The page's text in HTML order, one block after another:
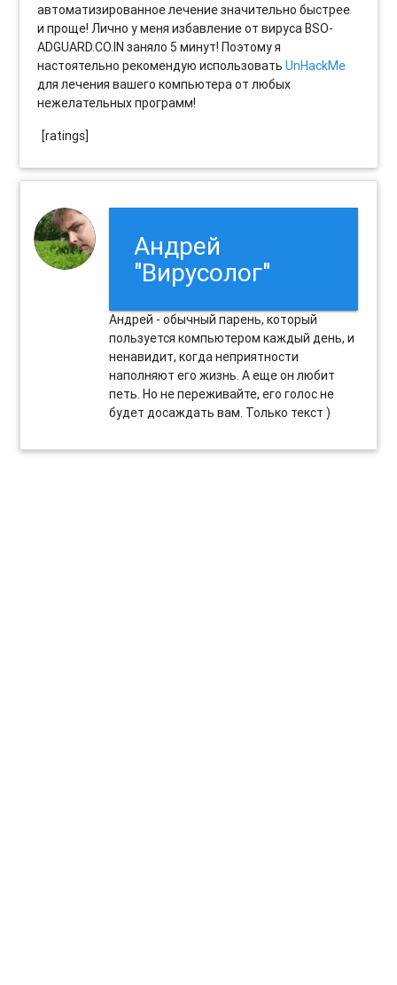
автоматизированное лечение значительно быстрее
и проще! Лично у меня избавление от вируса BSO-
ADGUARD.CO.IN заняло 5 минут! Поэтому я
настоятельно рекомендую использоватьUnHackMe
для лечения вашего компьютера от любых
нежелательных программ!
[ratings]
Андрей
"Вирусолог"
Андрей - обычный парень, который
пользуется компьютером каждый день, и
ненавидит, когда неприятности
наполняют его жизнь. А еще он любит
петь. Но не переживайте, его голос не
будет досаждать вам. Только текст )